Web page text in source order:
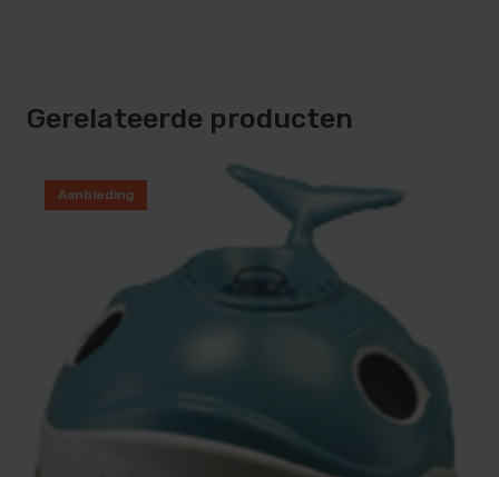
Gerelateerde producten
Aanbieding